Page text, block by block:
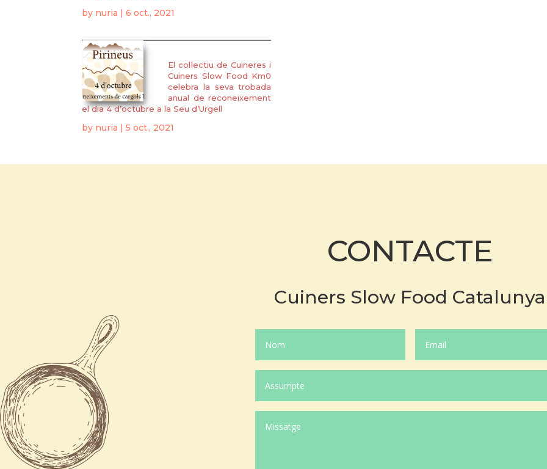
by nuria |6 oct., 2021
El col·lectiu de Cuineres i
Cuiners Slow Food Km0
celebra la seva trobada
anual de reconeixement
el dia 4 d’octubre a la Seu d’Urgell
by nuria |5 oct., 2021
CONTACTE
Cuiners Slow Food Catalunya